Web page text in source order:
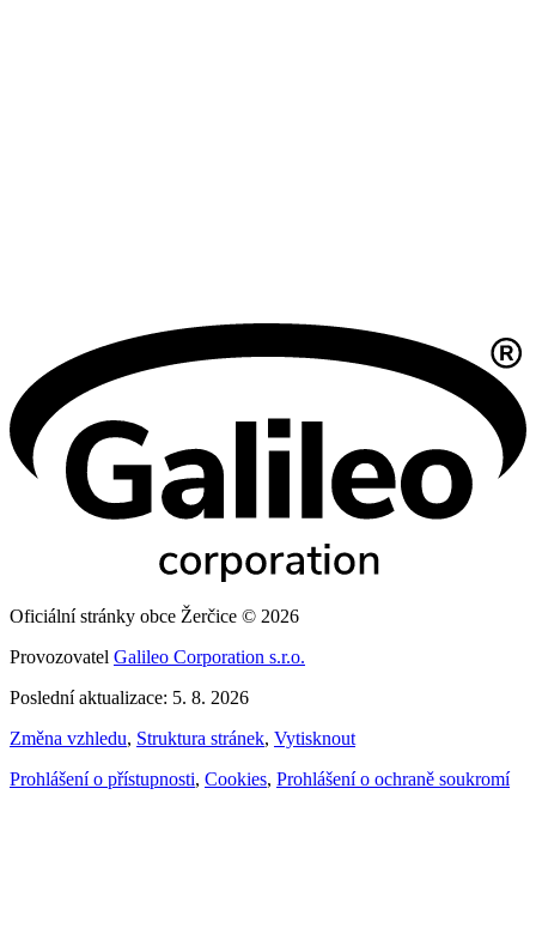
Oficiální stránky obce Žerčice © 2026
Provozovatel Galileo Corporation s.r.o.
Poslední aktualizace: 5. 8. 2026
Změna vzhledu, Struktura stránek, Vytisknout
Prohlášení o přístupnosti, Cookies, Prohlášení o ochraně soukromí